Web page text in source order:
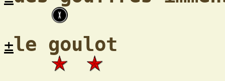
±le goulot